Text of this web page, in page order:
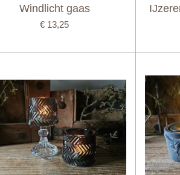
Windlicht gaas
€ 13,25